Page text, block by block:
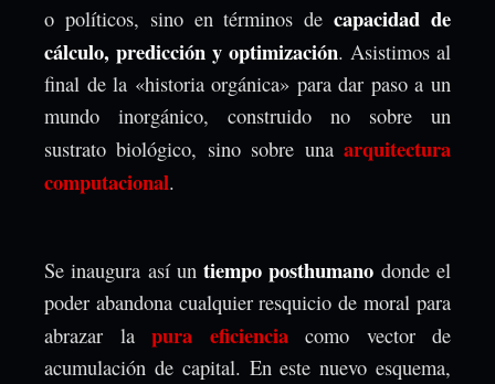
o políticos, sino en términos decapacidad de
cálculo, predicción y optimización. Asistimos al
final de la «historia orgánica» para dar paso a un
mundo inorgánico, construido no sobre un
sustrato biológico, sino sobre una arquitectura
computacional.
Se inaugura así untiempo posthumano donde el
poder abandona cualquier resquicio de moral para
abrazar la pura eficienciacomo vector de
acumulación de capital. En este nuevo esquema,